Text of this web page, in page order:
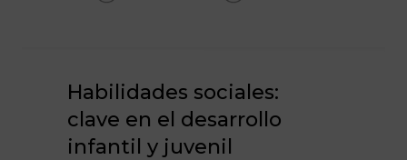
Habilidades sociales:
clave en el desarrollo
infantil y juvenil